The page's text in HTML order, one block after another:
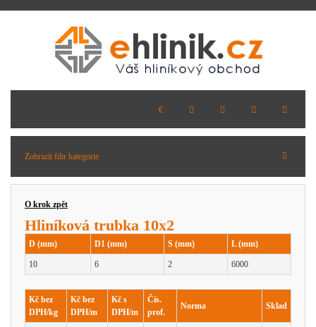
Zobrazit filtr kategorie
O krok zpět
Hliníková trubka 10x2
D (mm) D1 (mm) S (mm) L (mm)
10 6 2 6000
Kč bez
DPH/kg
Kč bez
DPH/m
Kč s
DPH/m
Čís.
prof.
Norma Sklad